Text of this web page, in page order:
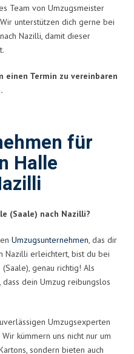
Team von Umzugsmeister
unterstützen dich gerne bei
Nazilli, damit dieser
einen Termin zu vereinbaren
für
Halle
(Saale) nach Nazilli?
Umzugsunternehmen, das dir
Nazilli erleichtert, bist du bei
genau richtig! Als
dein Umzug reibungslos
Umzugsexperten
kümmern uns nicht nur um
sondern bieten auch